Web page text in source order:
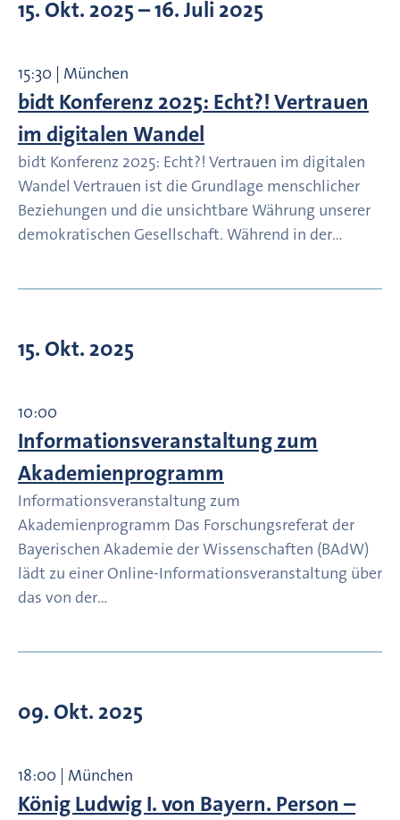
15. Okt. 2025– 16. Juli 2025
15:30 | München
bidt Konferenz 2025: Echt?! Vertrauen
im digitalen Wandel
bidt Konferenz 2025: Echt?! Vertrauen im digitalen
Wandel Vertrauen ist die Grundlage menschlicher
Beziehungen und die unsichtbare Währung unserer
demokratischen Gesellschaft. Während in der…
15. Okt. 2025
10:00
Informationsveranstaltung zum
Akademienprogramm
Informationsveranstaltung zum
Akademienprogramm Das Forschungsreferat der
Bayerischen Akademie der Wissenschaften (BAdW)
lädt zu einer Online-Informationsveranstaltung über
das von der…
09. Okt. 2025
18:00 | München
König Ludwig I. von Bayern. Person –